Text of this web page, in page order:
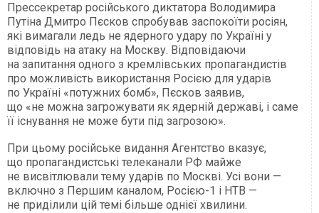
Прессекретар російського диктатора Володимира
Путіна Дмитро Пєсков спробував заспокоїти росіян,
які вимагали ледь не ядерного удару по Україні у
відповідь на атаку на Москву. Відповідаючи
на запитання одного з кремлівських пропагандистів
про можливість використання Росією для ударів
по Україні «потужних бомб», Пєсков заявив,
що «не можна загрожувати як ядерній державі, і саме
її існування не може бути під загрозою».
При цьому російське видання Агентство вказує,
що пропагандистські телеканали РФ майже
не висвітлювали тему ударів по Москві. Усі вони —
включно з Першим каналом, Росією-1 і НТВ —
не приділили цій темі більше однієї хвилини.